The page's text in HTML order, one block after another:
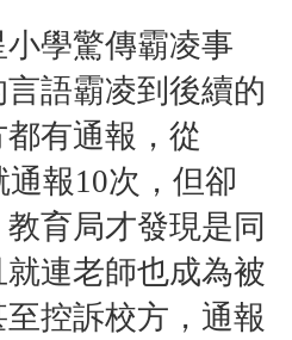
學驚傳霸凌事
語霸凌到後續的
有通報，從
報10次，但卻
育局才發現是同
連老師也成為被
控訴校方，通報